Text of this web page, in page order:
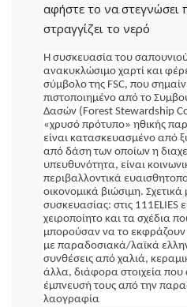
αφήστε το να
στραγγίζει το νερό
Η συσκευασία του
ανακυκλώσιμο χαρτί και
σύμβολο της FSC, που
πιστοποιημένο από το
Δασών (Forest Stewardship
«χρυσό πρότυπο» ηθικής
είναι κατασκευασμένο από
από δάση των οποίων η
υπευθυνότητα, είναι
περιβαλλοντικά
οικονομικά βιώσιμη.
συσκευασίας: στις 111ELIES
χειροποίητο και τα σχέδια
μπορούσαν να το
με παραδοσιακά/λαϊκά
συνθέσεις από χαλιά,
άλλα, διάφορα στοιχεία που
έμπνευσή τους από την
λαογραφία